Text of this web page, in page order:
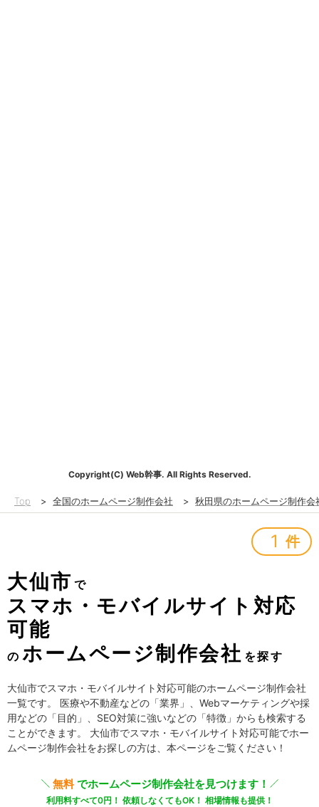
Copyright(C) Web幹事. All Rights Reserved.
Top > 全国のホームページ制作会社 > 秋田県のホームページ制作会
1 件
大仙市 で
スマホ・モバイルサイト対応
可能
の ホームページ制作会社 を探す
大仙市でスマホ・モバイルサイト対応可能のホームページ制作会社
一覧です。 医療や不動産などの「業界」、Webマーケティングや採
用などの「目的」、SEO対策に強いなどの「特徴」からも検索する
ことができます。 大仙市でスマホ・モバイルサイト対応可能でホー
ムページ制作会社をお探しの方は、本ページをご覧ください！
無料でホームページ制作会社を見つけます！
利用料すべて0円！ 依頼しなくてもOK！ 相場情報も提供！